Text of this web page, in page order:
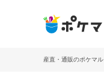
産直・通販のポケマル